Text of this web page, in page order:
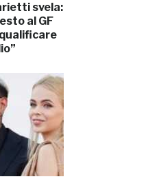
svela:
al GF